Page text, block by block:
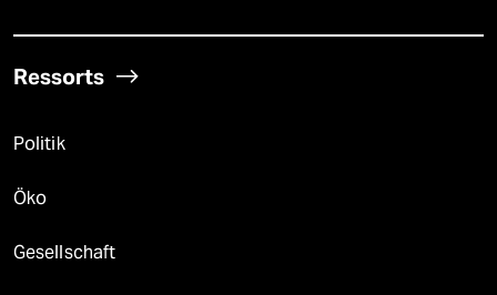
Ressorts
Politik
Öko
Gesellschaft